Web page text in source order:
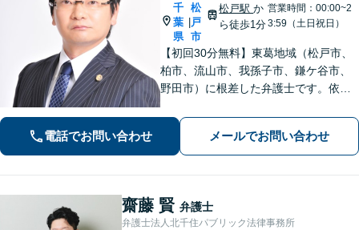
千
葉
県
松
戸
市
松戸駅か
ら徒歩1分
営業時間：00:00~2
3:59（土日祝日）
【初回30分無料】東葛地域（松戸市、
柏市、流山市、我孫子市、鎌ケ谷市、
野田市）に根差した弁護士です。依頼
の解決に当たります。離婚・交通事
故・債務整理をはじめとする諸問題に
お困りの際はまずはご相談下さい。
電話でお問い合わせ メールでお問い合わせ
齋藤 賢 弁護士
弁護士法人北千住パブリック法律事務所